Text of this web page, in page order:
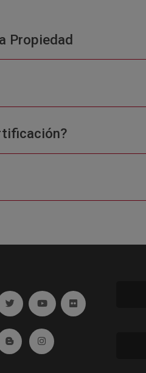
Propiedad
(abre en ventana nueva)
Ir a twitter (abre en ventana
Ir a YouTube (abre en
Ir a Flickr (abre
(abre en ventana nueva)
Ir al Blog (abre en ventana nueva)
Ir a Instagram (abre en